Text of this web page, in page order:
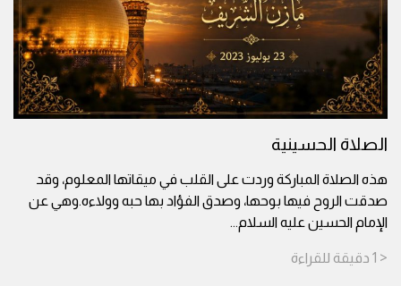
الصلاة الحسينية
هذه الصلاة المباركة وردت على القلب في ميقاتها المعلوم، وقد
صدقت الروح فيها بوحها، وصدق الفؤاد بها حبه وولاءه.وهي عن
الإمام الحسين عليه السلام...
< 1 دقيقة للقراءة